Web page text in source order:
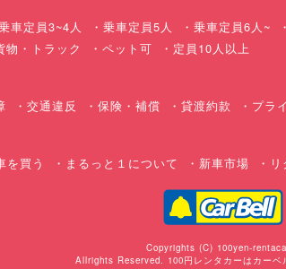
車定員3~4人 乗車定員5人 乗車定員6人~
物・トラック ペット可 定員10人以上
交通違反 保険・補償 貸渡約款 プラ
を買う まるっと１について 新車市場
Copyrights (C) 100yen-
Allrights Reserved. 100円レンタカーはカーベ